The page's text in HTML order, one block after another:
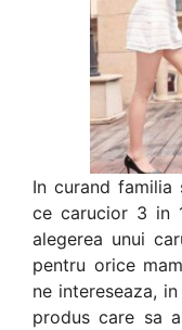
In curand
ce carucior 3 in
alegerea unui
pentru orice
ne intereseaza,
produs care sa